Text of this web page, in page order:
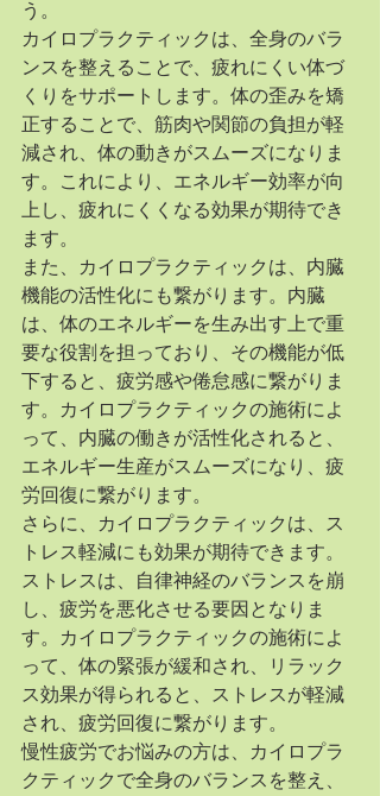
う。
カイロプラクティックは、全身のバラ
ンスを整えることで、疲れにくい体づ
くりをサポートします。体の歪みを矯
正することで、筋肉や関節の負担が軽
減され、体の動きがスムーズになりま
す。これにより、エネルギー効率が向
上し、疲れにくくなる効果が期待でき
ます。
また、カイロプラクティックは、内臓
機能の活性化にも繋がります。内臓
は、体のエネルギーを生み出す上で重
要な役割を担っており、その機能が低
下すると、疲労感や倦怠感に繋がりま
す。カイロプラクティックの施術によ
って、内臓の働きが活性化されると、
エネルギー生産がスムーズになり、疲
労回復に繋がります。
さらに、カイロプラクティックは、ス
トレス軽減にも効果が期待できます。
ストレスは、自律神経のバランスを崩
し、疲労を悪化させる要因となりま
す。カイロプラクティックの施術によ
って、体の緊張が緩和され、リラック
ス効果が得られると、ストレスが軽減
され、疲労回復に繋がります。
慢性疲労でお悩みの方は、カイロプラ
クティックで全身のバランスを整え、